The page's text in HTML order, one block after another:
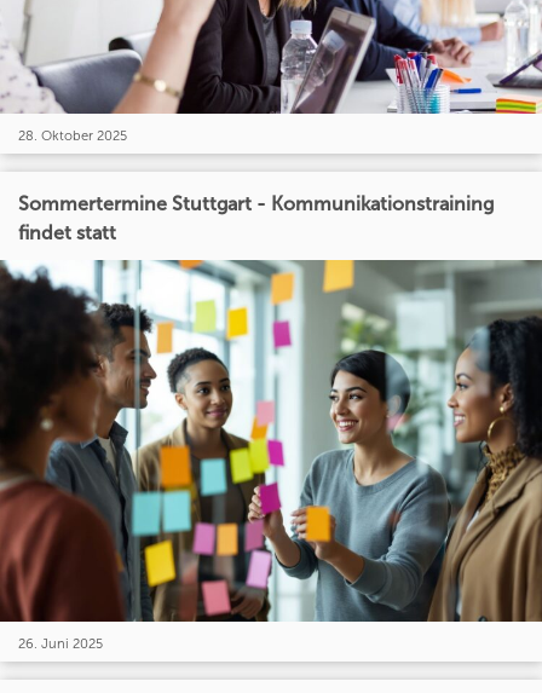
28. Oktober 2025
Sommertermine Stuttgart - Kommunikationstraining
findet statt
26. Juni 2025